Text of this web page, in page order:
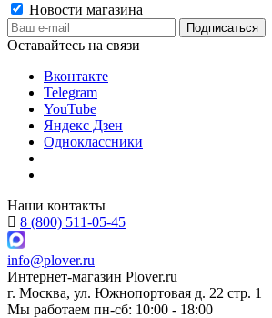
Новости магазина
Оставайтесь на связи
Вконтакте
Telegram
YouTube
Яндекс Дзен
Одноклассники
Наши контакты
8 (800) 511-05-45
info@plover.ru
Интернет-магазин Plover.ru
г. Москва, ул. Южнопортовая д. 22 стр. 1
Мы работаем пн-сб: 10:00 - 18:00